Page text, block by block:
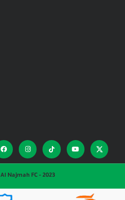
Al Najmah FC - 2023